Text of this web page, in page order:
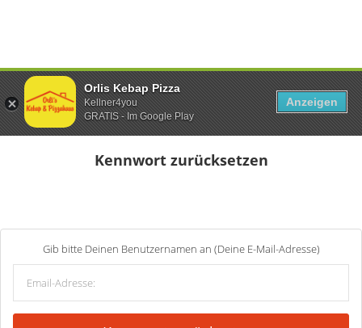
Kennwort zurücksetzen
Gib bitte Deinen Benutzernamen an (Deine E-Mail-Adresse)
Orlis Kebap Pizza
Kellner4you
GRATIS - Im Google Play
Anzeigen